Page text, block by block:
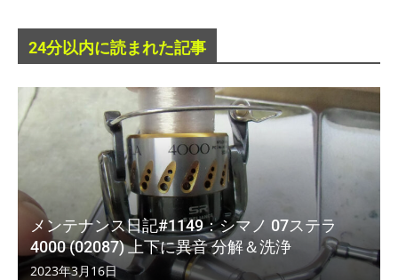
24分以内に読まれた記事
メンテナンス日記#1149：シマノ 07ステラ
4000 (02087) 上下に異音 分解＆洗浄
2023年3月16日